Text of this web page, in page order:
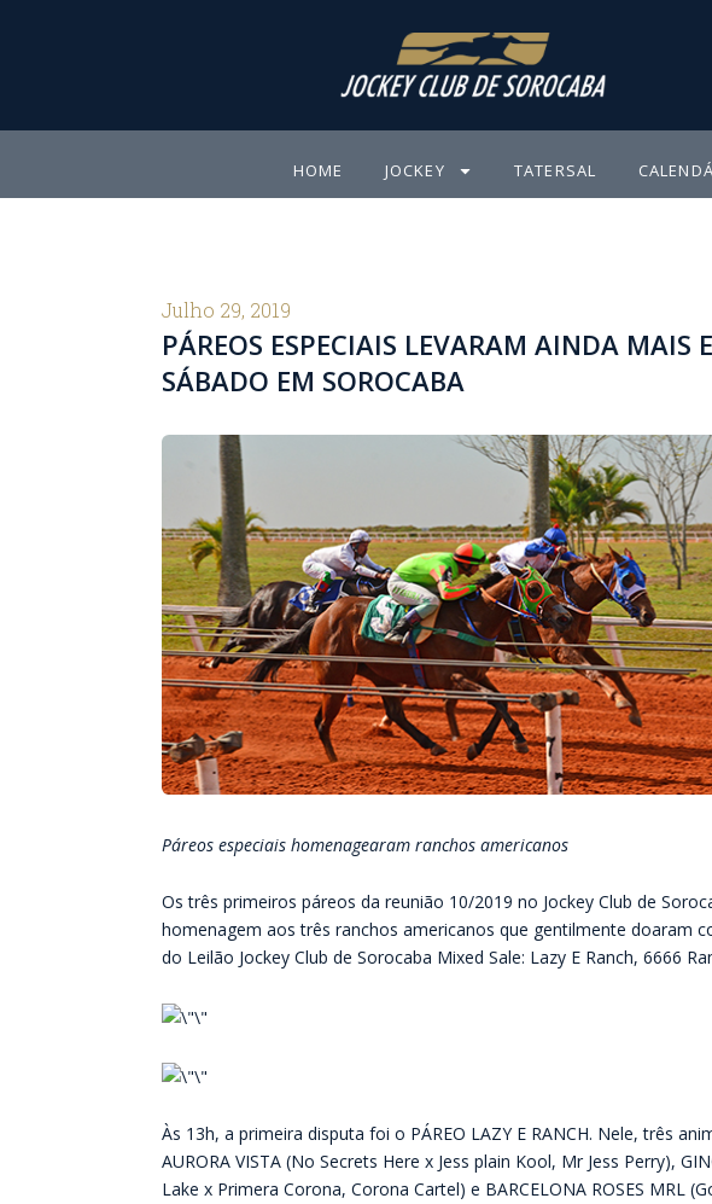
HOME JOCKEY TATERSAL
Julho 29, 2019
PÁREOS ESPECIAIS LEVARAM AINDA MAIS
SÁBADO EM SOROCABA
Páreos especiais homenagearam ranchos americanos
Os três primeiros páreos da reunião 10/2019 no Jockey Club de
homenagem aos três ranchos americanos que gentilmente doaram
do Leilão Jockey Club de Sorocaba Mixed Sale: Lazy E Ranch, 6666
Às 13h, a primeira disputa foi o PÁREO LAZY E RANCH. Nele, três
AURORA VISTA (No Secrets Here x Jess plain Kool, Mr Jess Perry),
Lake x Primera Corona, Corona Cartel) e BARCELONA ROSES MRL